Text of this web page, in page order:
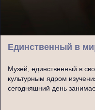
Единственный в
Музей, единственный в
культурным ядром
сегодняшний день